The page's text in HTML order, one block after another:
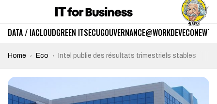
DATA / IACLOUDGREEN ITSECUGOUVERNANCE@WORKDEVECO
Home Eco Intel publie des résultats trimestriels stables